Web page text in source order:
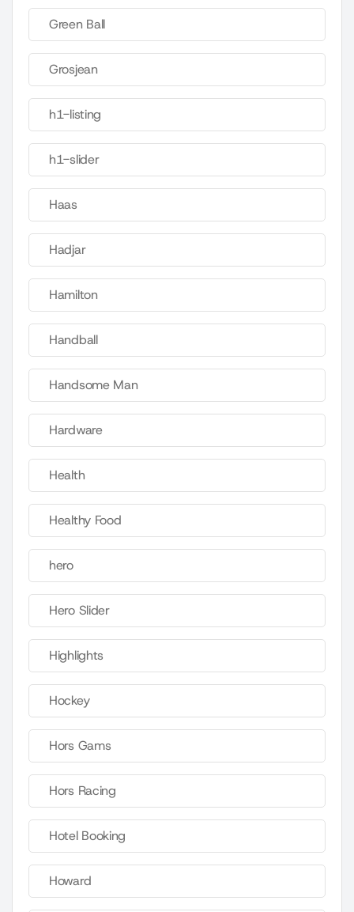
Green Ball
Grosjean
h1-listing
h1-slider
Haas
Hadjar
Hamilton
Handball
Handsome Man
Hardware
Health
Healthy Food
hero
Hero Slider
Highlights
Hockey
Hors Gams
Hors Racing
Hotel Booking
Howard